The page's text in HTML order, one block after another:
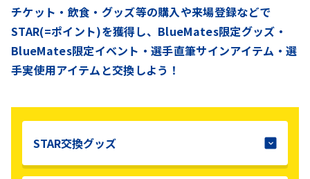
チケット・飲食・グッズ等の購入や来場登録などで
STAR(=ポイント)を獲得し、BlueMates限定グッズ・
BlueMates限定イベント・選手直筆サインアイテム・選
手実使用アイテムと交換しよう！
STAR交換グッズ